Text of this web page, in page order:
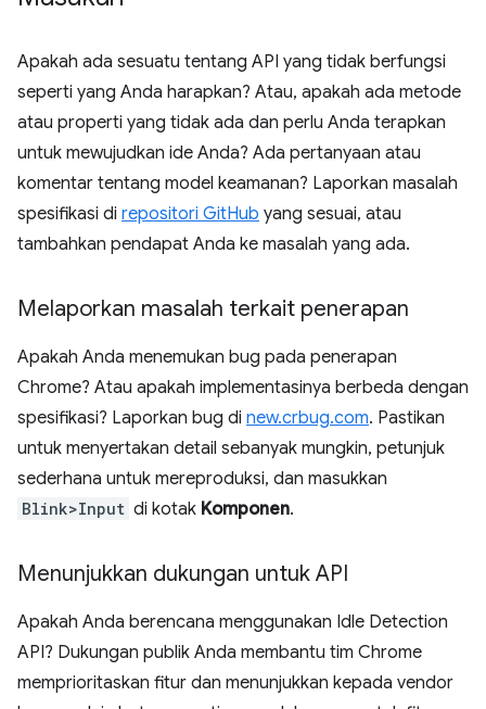
Apakah ada sesuatu tentang API yang tidak berfungsi
seperti yang Anda harapkan? Atau, apakah ada metode
atau properti yang tidak ada dan perlu Anda terapkan
untuk mewujudkan ide Anda? Ada pertanyaan atau
komentar tentang model keamanan? Laporkan masalah
spesifikasi di repositori GitHub yang sesuai, atau
tambahkan pendapat Anda ke masalah yang ada.
Melaporkan masalah terkait penerapan
Apakah Anda menemukan bug pada penerapan
Chrome? Atau apakah implementasinya berbeda dengan
spesifikasi? Laporkan bug di new.crbug.com. Pastikan
untuk menyertakan detail sebanyak mungkin, petunjuk
sederhana untuk mereproduksi, dan masukkan
Blink>Input di kotak Komponen.
Menunjukkan dukungan untuk API
Apakah Anda berencana menggunakan Idle Detection
API? Dukungan publik Anda membantu tim Chrome
memprioritaskan fitur dan menunjukkan kepada vendor